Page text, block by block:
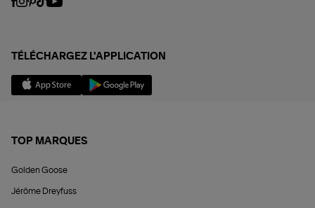
TÉLÉCHARGEZ L'APPLICATION
TOP MARQUES
Golden Goose
Jérôme Dreyfuss